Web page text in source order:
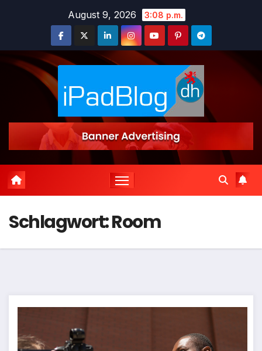
August 9, 2026 3:08 p.m.
Schlagwort:Room